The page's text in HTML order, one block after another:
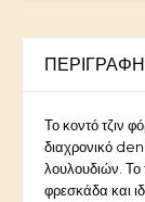
ΠΕΡΙΓΡΑΦΉ
Το κοντό τζιν
διαχρονικό
λουλουδιών. Το
φρεσκάδα και